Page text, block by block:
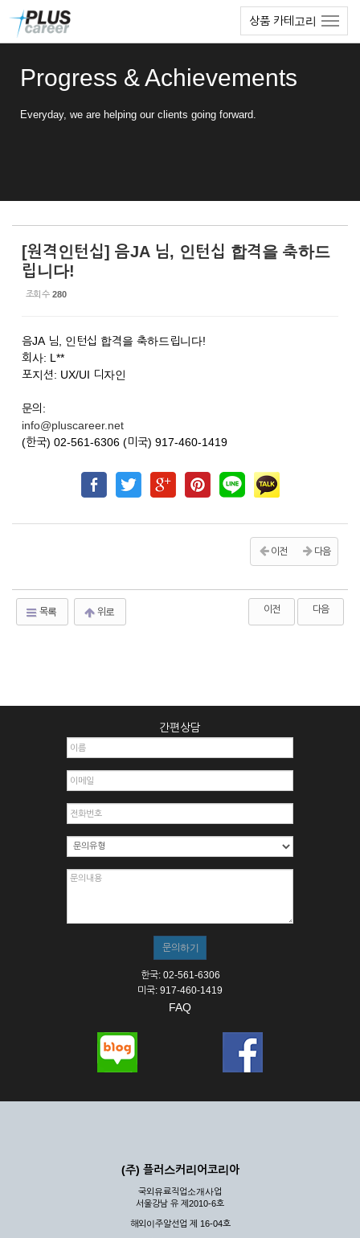
상품 카테고리
Progress & Achievements
Everyday, we are helping our clients going forward.
[원격인턴십] 음JA 님, 인턴십 합격을 축하드
립니다!
조회 수 280
음JA 님, 인턴십 합격을 축하드립니다!
회사: L**
포지션: UX/UI 디자인
문의:
info@pluscareer.net
(한국) 02-561-6306 (미국) 917-460-1419
이전 다음
목록 위로 이전 다음
간편상담
한국: 02-561-6306
미국: 917-460-1419
FAQ
(주) 플러스커리어코리아
국외유료직업소개사업
서울강남 유 제2010-6호
해외이주알선업 제 16-04호